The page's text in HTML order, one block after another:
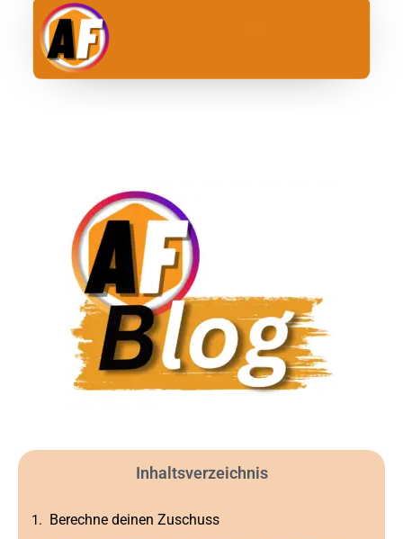
Inhaltsverzeichnis
Berechne deinen Zuschuss